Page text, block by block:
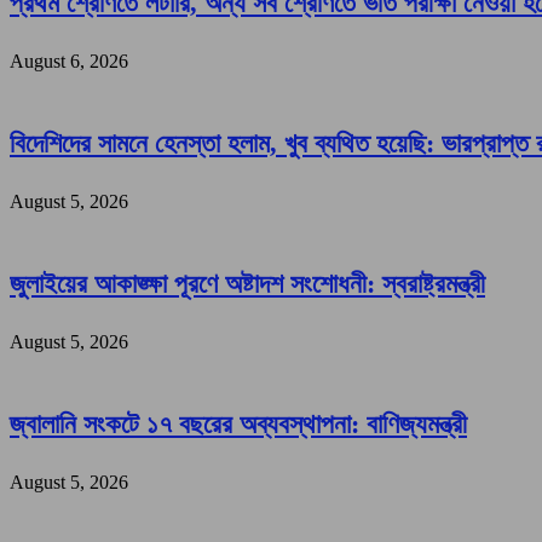
August 6, 2026
বিদেশিদের সামনে হেনস্তা হলাম, খুব ব্যথিত হয়েছি: ভারপ্রাপ্ত
August 5, 2026
জুলাইয়ের আকাঙ্ক্ষা পূরণে অষ্টাদশ সংশোধনী: স্বরাষ্ট্রমন্ত্রী
August 5, 2026
জ্বালানি সংকটে ১৭ বছরের অব্যবস্থাপনা: বাণিজ্যমন্ত্রী
August 5, 2026